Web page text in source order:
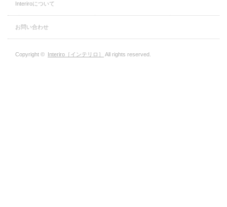
Interiroについて
お問い合わせ
Copyright © Interiro［インテリロ］ All rights reserved.